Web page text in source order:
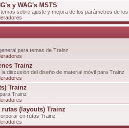
y WAG's MSTS
sobre ajuste y mejora de los parámetros de
para temas de Trainz
Trainz
discusión del diseño de material móvil para Trainz
Trainz
Trainz
(layouts) Trainz
en rutas Trainz